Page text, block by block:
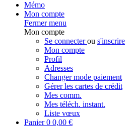
Mémo
Mon compte
Fermer menu
Mon compte
Se connecterou s'inscrire
Mon compte
Profil
Adresses
Changer mode paiement
Gérer les cartes de crédit
Mes comm.
Mes téléch. instant.
Liste vœux
Panier0 0,00 €